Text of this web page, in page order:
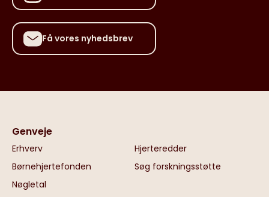
Få vores nyhedsbrev
Genveje
Erhverv
Hjerteredder
Børnehjertefonden
Søg forskningsstøtte
Nøgletal